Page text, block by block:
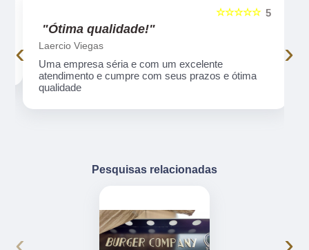
5
☆☆☆☆☆
"nota 10!"
Gilberto Yakir
Equipe nota 10
‹ ›
‹ ›